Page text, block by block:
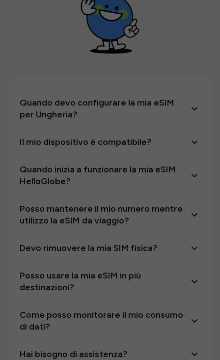
Quando devo configurare la mia eSIM
per Ungheria?
Il mio dispositivo è compatibile?
Quando inizia a funzionare la mia eSIM
HelloGlobe?
Posso mantenere il mio numero mentre
utilizzo la eSIM da viaggio?
Devo rimuovere la mia SIM fisica?
Posso usare la mia eSIM in più
destinazioni?
Come posso monitorare il mio consumo
di dati?
Hai bisogno di assistenza?